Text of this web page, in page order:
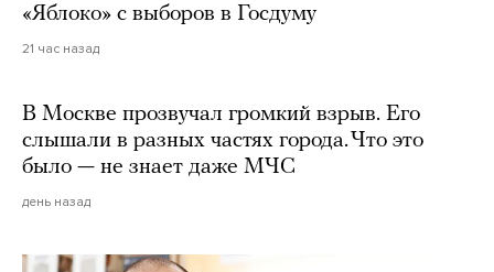
«Яблоко» с выборов в Госдуму
21 час назад
В Москве прозвучал громкий взрыв. Его
слышали в разных частях города. Что это
было — не знает даже МЧС
день назад